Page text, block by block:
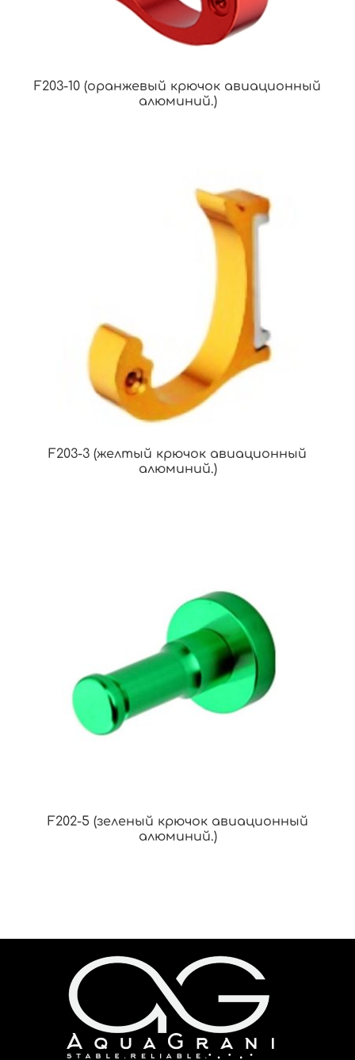
F203-10 (оранжевый крючок авиационный
алюминий.)
F203-3 (желтый крючок авиационный
алюминий.)
F202-5 (зеленый крючок авиационный
алюминий.)